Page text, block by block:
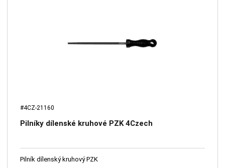
#4CZ-21160
Pilníky dílenské kruhové PZK 4Czech
Pilník dílenský kruhový PZK